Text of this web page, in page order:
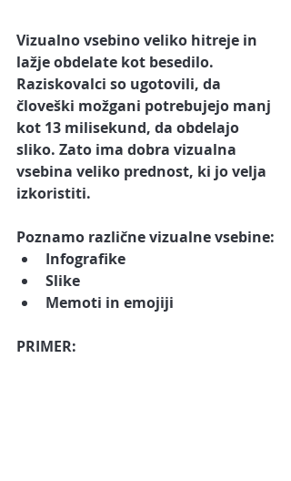
Vizualno vsebino veliko hitreje in
lažje obdelate kot besedilo.
Raziskovalci so ugotovili, da
človeški možgani potrebujejo manj
kot 13 milisekund, da obdelajo
sliko. Zato ima dobra vizualna
vsebina veliko prednost, ki jo velja
izkoristiti.
Poznamo različne vizualne vsebine:
Infografike
Slike
Memoti in emojiji
PRIMER: